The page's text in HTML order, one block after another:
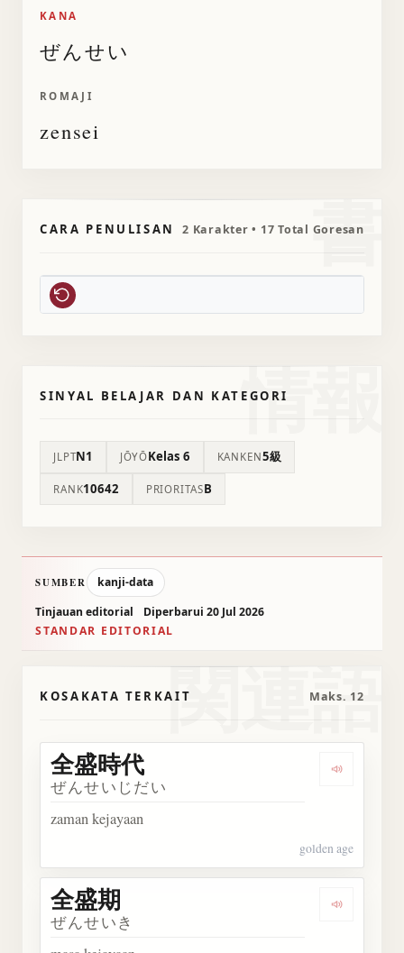
KANA
ぜんせい
ROMAJI
zensei
書
CARA PENULISAN 2 Karakter • 17 Total Goresan
情報
SINYAL BELAJAR DAN KATEGORI
JLPTN1 JŌYŌKelas 6 KANKEN5級
RANK10642 PRIORITASB
SUMBER
kanji-data
Tinjauan editorial
Diperbarui 20 Jul 2026
STANDAR EDITORIAL
関連語
KOSAKATA TERKAIT Maks. 12
全盛時代
ぜんせいじだい
zaman kejayaan
golden age
全盛期
ぜんせいき